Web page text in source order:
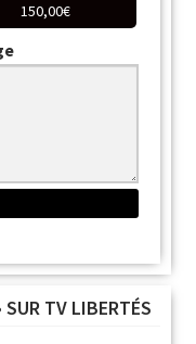
150,00€
TV LIBERTÉS